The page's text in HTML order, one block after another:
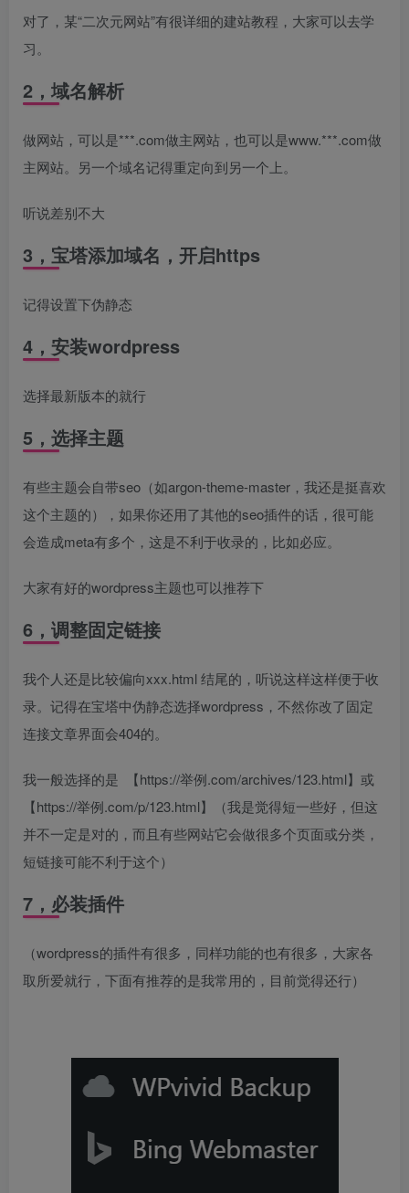
对了，某“二次元网站”有很详细的建站教程，大家可以去学
习。
2，域名解析
做网站，可以是***.com做主网站，也可以是www.***.com做
主网站。另一个域名记得重定向到另一个上。
听说差别不大
3，宝塔添加域名，开启https
记得设置下伪静态
4，安装wordpress
选择最新版本的就行
5，选择主题
有些主题会自带seo（如argon-theme-master，我还是挺喜欢
这个主题的），如果你还用了其他的seo插件的话，很可能
会造成meta有多个，这是不利于收录的，比如必应。
大家有好的wordpress主题也可以推荐下
6，调整固定链接
我个人还是比较偏向xxx.html 结尾的，听说这样这样便于收
录。记得在宝塔中伪静态选择wordpress，不然你改了固定
连接文章界面会404的。
我一般选择的是 【https://举例.com/archives/123.html】或
【https://举例.com/p/123.html】（我是觉得短一些好，但这
并不一定是对的，而且有些网站它会做很多个页面或分类，
短链接可能不利于这个）
7，必装插件
（wordpress的插件有很多，同样功能的也有很多，大家各
取所爱就行，下面有推荐的是我常用的，目前觉得还行）